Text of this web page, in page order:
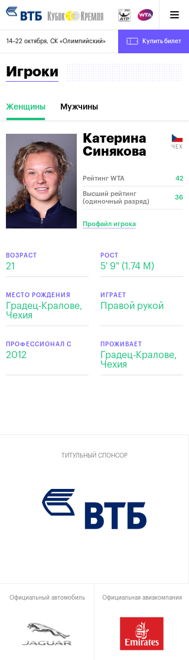
14–22 октября, СК «Олимпийский» Купить билет
Игроки
Женщины Мужчины
Катерина
Синякова
ЧЕХ
Рейтинг WTA 42
Высший рейтинг
(одиночный разряд)
36
Профайл игрока
ВОЗРАСТ
21
РОСТ
5' 9" (1.74 M)
МЕСТО РОЖДЕНИЯ
Градец-Кралове,
Чехия
ИГРАЕТ
Правой рукой
ПРОФЕССИОНАЛ С
2012
ПРОЖИВАЕТ
Градец-Кралове,
Чехия
ТИТУЛЬНЫЙ СПОНСОР
Официальный автомобиль Официальная авиакомпания